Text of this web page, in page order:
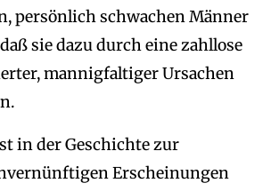
persönlich schwachen Männer
sie dazu durch eine zahllose
mannigfaltiger Ursachen
in der Geschichte zur
Erscheinungen